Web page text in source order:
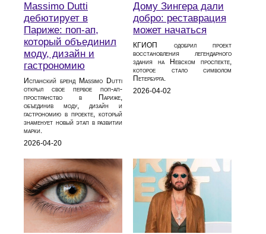
Massimo Dutti
дебютирует в
Париже: поп-ап,
который объединил
моду, дизайн и
гастрономию
Испанский бренд Massimo Dutti
открыл свое первое поп-ап-
пространство в Париже,
объединив моду, дизайн и
гастрономию в проекте, который
знаменует новый этап в развитии
марки.
2026-04-20
Дому Зингера дали
добро: реставрация
может начаться
КГИОП одобрил проект
восстановления легендарного
здания на Невском проспекте,
которое стало символом
Петербурга.
2026-04-02